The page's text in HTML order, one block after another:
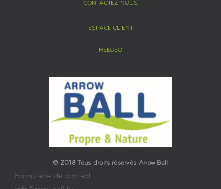
CONTACTEZ NOUS
ESPACE CLIENT
HEEGEO
© 2018 Tous droits réservés Arrow Ball
Formulaire de contact